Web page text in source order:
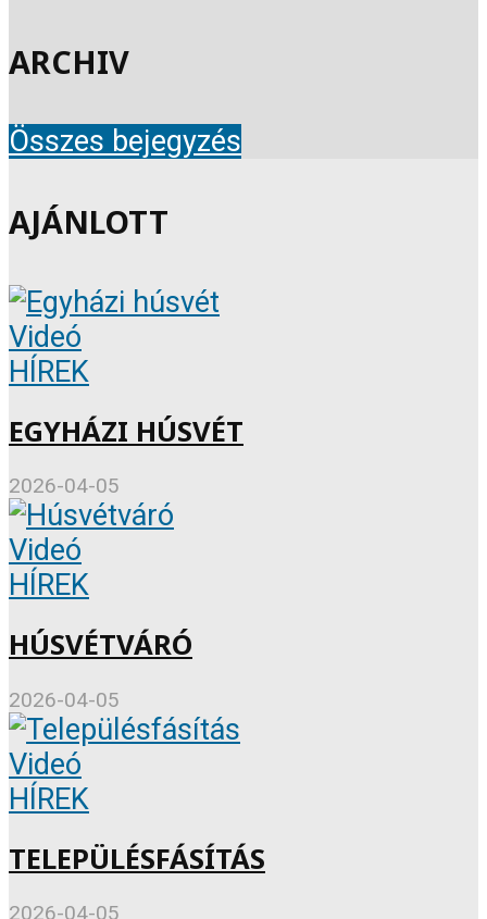
ARCHIV
Összes bejegyzés
AJÁNLOTT
Videó
HÍREK
EGYHÁZI HÚSVÉT
2026-04-05
Videó
HÍREK
HÚSVÉTVÁRÓ
2026-04-05
Videó
HÍREK
TELEPÜLÉSFÁSÍTÁS
2026-04-05